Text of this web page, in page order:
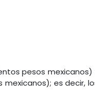
pesos
es decir,